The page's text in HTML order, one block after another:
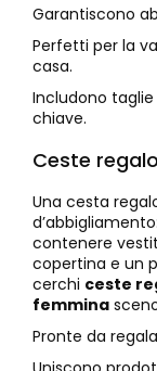
Garantiscono
Perfetti per la
casa.
Includono
chiave.
Ceste
Una cesta
contenere
copertina e un
cerchi ceste
femmina
Pronte da